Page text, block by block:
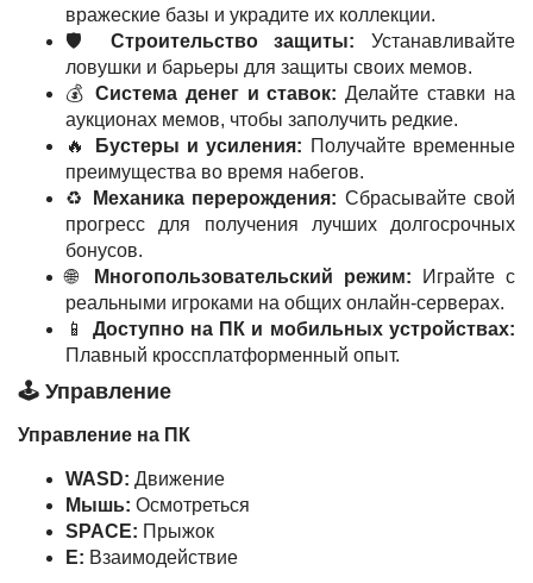
вражеские базы и украдите их коллекции.
🛡️ Строительство защиты: Устанавливайте
ловушки и барьеры для защиты своих мемов.
💰 Система денег и ставок: Делайте ставки на
аукционах мемов, чтобы заполучить редкие.
🔥
Бустеры и усиления: Получайте временные
преимущества во время набегов.
♻️
Механика перерождения: Сбрасывайте свой
прогресс для получения лучших долгосрочных
бонусов.
🌐
Многопользовательский режим: Играйте с
реальными игроками на общих онлайн-серверах.
📱 Доступно на ПК и мобильных устройствах:
Плавный кроссплатформенный опыт.
🕹️ Управление
Управление на ПК
WASD: Движение
Мышь: Осмотреться
SPACE: Прыжок
E: Взаимодействие